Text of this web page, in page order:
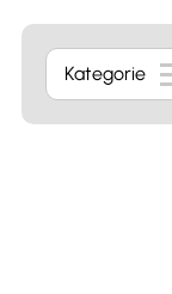
Kategorie